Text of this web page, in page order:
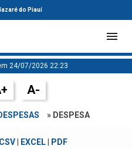
do Piauí
24/07/2026 22:23
A-
» DESPESA
CSV| EXCEL| PDF